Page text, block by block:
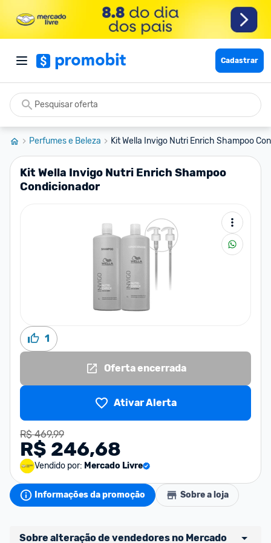
Cadastrar
Perfumes e Beleza Kit Wella Invigo Nutri Enrich Shampoo
Kit Wella Invigo Nutri Enrich Shampoo
Condicionador
1
Oferta encerrada
Ativar Alerta
R$ 469,99
R$ 246,68
Vendido por: Mercado Livre
Informações da promoção Sobre a loja
Sobre alteração de vendedores no Mercado